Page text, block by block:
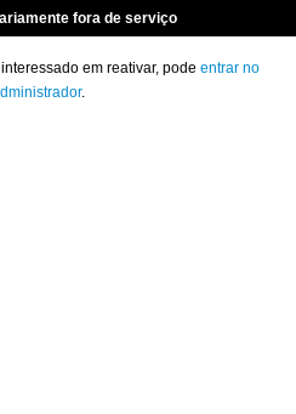
fora de serviço
em reativar, pode entrar no
.